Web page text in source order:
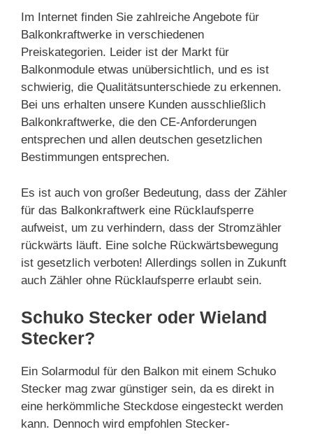
Im Internet finden Sie zahlreiche Angebote für
Balkonkraftwerke in verschiedenen
Preiskategorien. Leider ist der Markt für
Balkonmodule etwas unübersichtlich, und es ist
schwierig, die Qualitätsunterschiede zu erkennen.
Bei uns erhalten unsere Kunden ausschließlich
Balkonkraftwerke, die den CE-Anforderungen
entsprechen und allen deutschen gesetzlichen
Bestimmungen entsprechen.
Es ist auch von großer Bedeutung, dass der Zähler
für das Balkonkraftwerk eine Rücklaufsperre
aufweist, um zu verhindern, dass der Stromzähler
rückwärts läuft. Eine solche Rückwärtsbewegung
ist gesetzlich verboten! Allerdings sollen in Zukunft
auch Zähler ohne Rücklaufsperre erlaubt sein.
Schuko Stecker oder Wieland
Stecker?
Ein Solarmodul für den Balkon mit einem Schuko
Stecker mag zwar günstiger sein, da es direkt in
eine herkömmliche Steckdose eingesteckt werden
kann. Dennoch wird empfohlen Stecker-